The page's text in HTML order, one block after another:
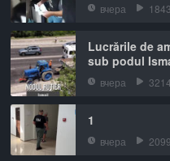
вчера 1843
Lucrările de
sub podul
вчера 3214
1
вчера 2099